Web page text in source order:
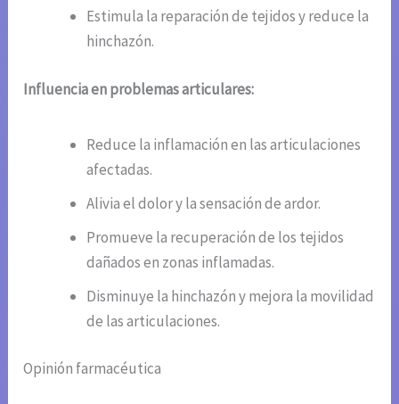
Estimula la reparación de tejidos y reduce la
hinchazón.
Influencia en problemas articulares:
Reduce la inflamación en las articulaciones
afectadas.
Alivia el dolor y la sensación de ardor.
Promueve la recuperación de los tejidos
dañados en zonas inflamadas.
Disminuye la hinchazón y mejora la movilidad
de las articulaciones.
Opinión farmacéutica